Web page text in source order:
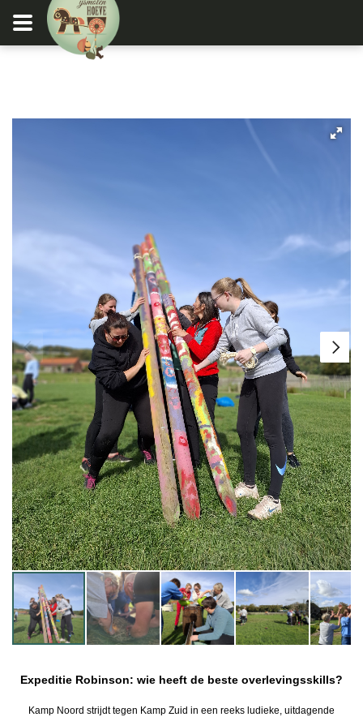
Expeditie Robinson: wie heeft de beste overlevingsskills?
Kamp Noord strijdt tegen Kamp Zuid in een reeks ludieke, uitdagende